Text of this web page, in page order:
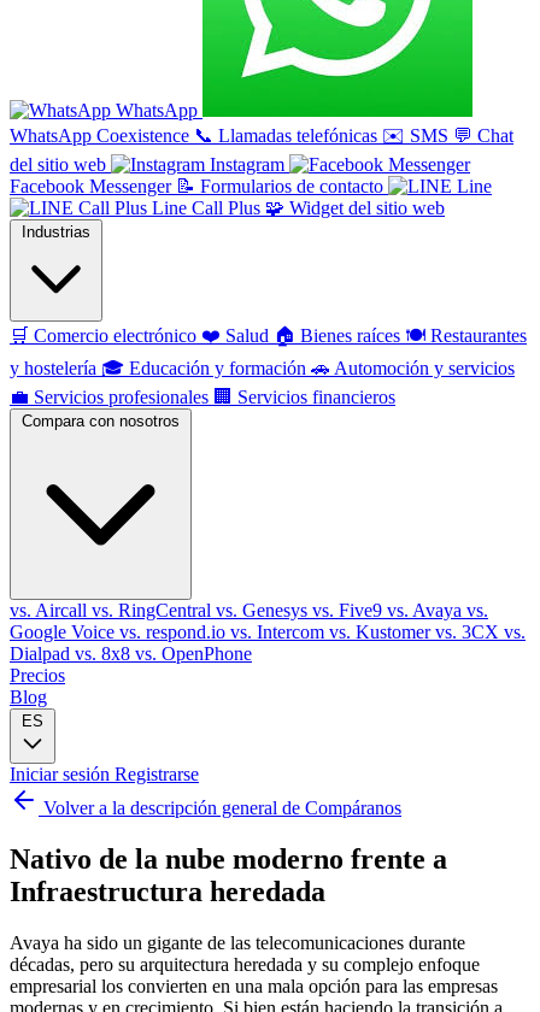
WhatsApp
WhatsApp Coexistence 📞 Llamadas telefónicas ✉️ SMS 💬 Chat
del sitio web
Instagram
Facebook Messenger 📝 Formularios de contacto
Line
Line Call Plus 🧩 Widget del sitio web
Industrias
🛒 Comercio electrónico ❤️ Salud 🏠 Bienes raíces 🍽️ Restaurantes
y hostelería 🎓 Educación y formación 🚗 Automoción y servicios
💼 Servicios profesionales 🏢 Servicios financieros
Compara con nosotros
vs. Aircall vs. RingCentral vs. Genesys vs. Five9 vs. Avaya vs.
Google Voice vs. respond.io vs. Intercom vs. Kustomervs. 3CX vs.
Dialpad vs. 8x8 vs. OpenPhone
Precios
Blog
ES
Iniciar sesión Registrarse
Volver a la descripción general de Compáranos
Nativo de la nube moderno frente a
Infraestructura heredada
Avaya ha sido un gigante de las telecomunicaciones durante
décadas, pero su arquitectura heredada y su complejo enfoque
empresarial los convierten en una mala opción para las empresas
modernas y en crecimiento. Si bien están haciendo la transición a